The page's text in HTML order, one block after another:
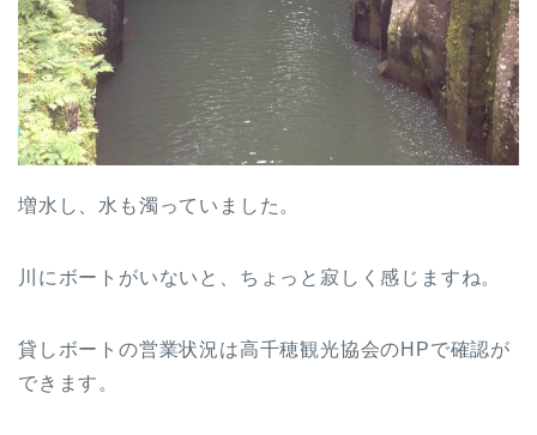
増水し、水も濁っていました。
川にボートがいないと、ちょっと寂しく感じますね。
貸しボートの営業状況は高千穂観光協会のHPで確認が
できます。